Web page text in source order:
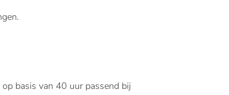
basis van 40 uur passend bij